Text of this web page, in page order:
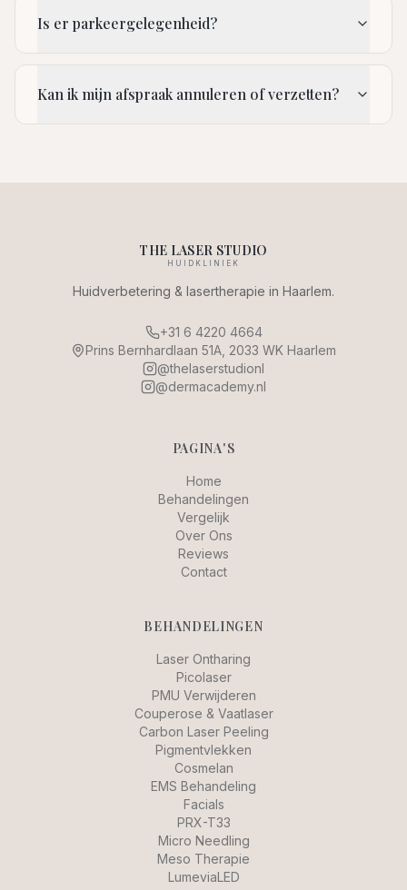
Is er parkeergelegenheid?
Kan ik mijn afspraak annuleren of verzetten?
THE LASER STUDIO
HUIDKLINIEK
Huidverbetering & lasertherapie in Haarlem.
+31 6 4220 4664
Prins Bernhardlaan 51A, 2033 WK Haarlem
@thelaserstudionl
@dermacademy.nl
PAGINA'S
Home
Behandelingen
Vergelijk
Over Ons
Reviews
Contact
BEHANDELINGEN
Laser Ontharing
Picolaser
PMU Verwijderen
Couperose & Vaatlaser
Carbon Laser Peeling
Pigmentvlekken
Cosmelan
EMS Behandeling
Facials
PRX-T33
Micro Needling
Meso Therapie
LumeviaLED